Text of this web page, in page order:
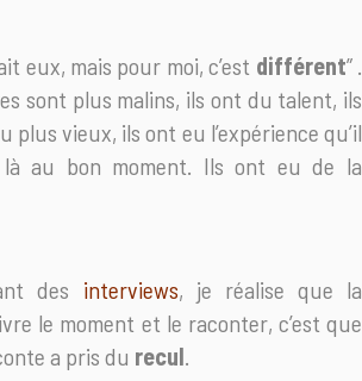
eux, mais pour moi, c’est différent” .
sont plus malins, ils ont du talent, ils
plus vieux, ils ont eu l’expérience qu’il
au bon moment. Ils ont eu de la
des interviews, je réalise que la
le moment et le raconter, c’est que
a pris du recul